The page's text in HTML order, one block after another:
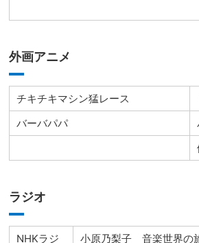
外画アニメ
チキチキマシン猛レース
バーバパパ
ラジオ
NHKラジ
小原乃梨子 音楽世界の